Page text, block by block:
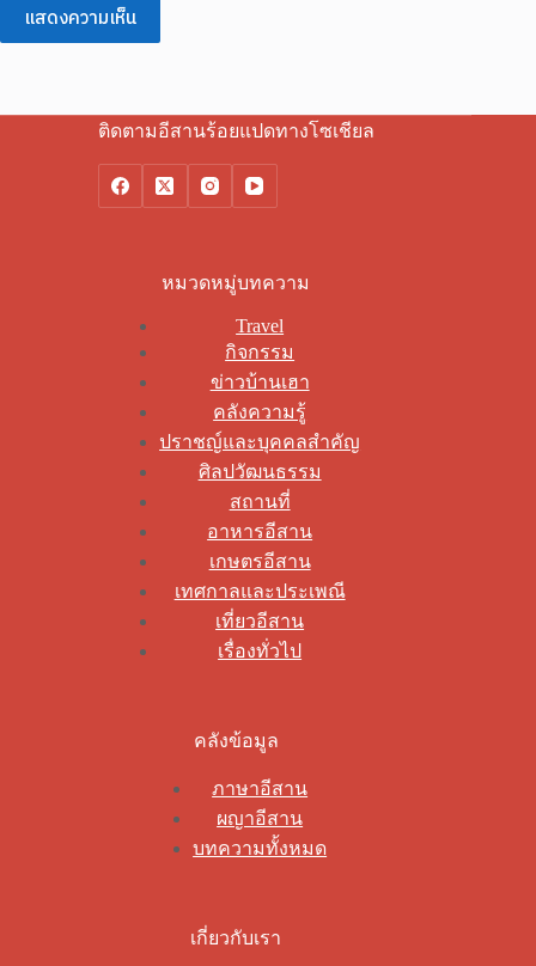
แสดงความเห็น
ติดตามอีสานร้อยแปดทางโซเชียล
หมวดหมู่บทความ
Travel
กิจกรรม
ข่าวบ้านเฮา
คลังความรู้
ปราชญ์และบุคคลสำคัญ
ศิลปวัฒนธรรม
สถานที่
อาหารอีสาน
เกษตรอีสาน
เทศกาลและประเพณี
เที่ยวอีสาน
เรื่องทั่วไป
คลังข้อมูล
ภาษาอีสาน
ผญาอีสาน
บทความทั้งหมด
เกี่ยวกับเรา